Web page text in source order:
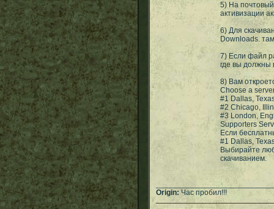
5) На
активизации
6) Для
Downloads.
7) Если файл
где вы должны
8) Вам
Choose a
#1 Dallas,
#2 Chicago,
#3 London,
Supporters
Если
#1 Dallas,
Выбирайте
скачиванием.
Origin: Час пробил!!!